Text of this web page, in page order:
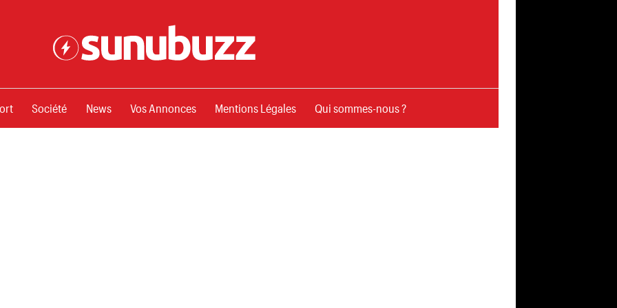
Société News Vos Annonces Mentions Légales Qui sommes-nous ?